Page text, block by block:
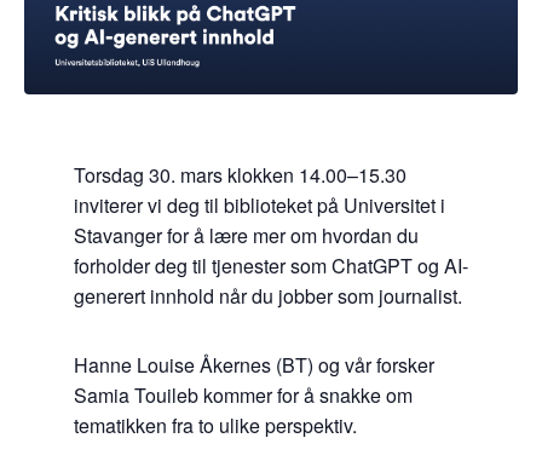
Torsdag 30. mars klokken 14.00–15.30
inviterer vi deg til biblioteket på Universitet i
Stavanger for å lære mer om hvordan du
forholder deg til tjenester som ChatGPT og AI-
generert innhold når du jobber som journalist.
Hanne Louise Åkernes (BT) og vår forsker
Samia Touileb kommer for å snakke om
tematikken fra to ulike perspektiv.